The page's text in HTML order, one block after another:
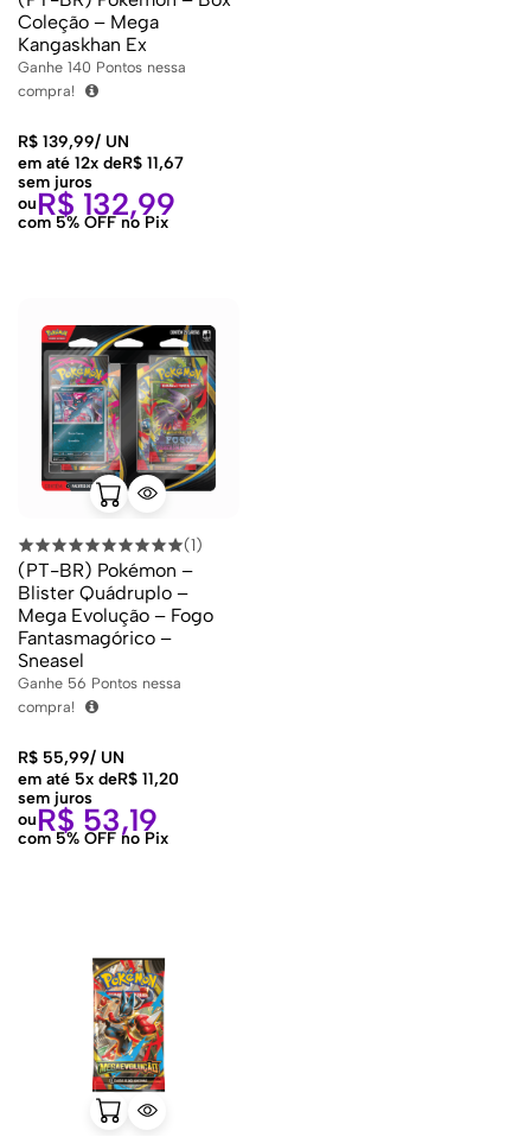
Coleção – Mega
Kangaskhan Ex
Ganhe 140 Pontos nessa
compra!
R$ 139,99/ UN
em até 12x deR$ 11,67
sem juros
ouR$ 132,99
com 5% OFF no Pix
(1)
(PT-BR) Pokémon –
Blister Quádruplo –
Mega Evolução – Fogo
Fantasmagórico –
Sneasel
Ganhe 56 Pontos nessa
compra!
R$ 55,99/ UN
em até 5x deR$ 11,20
sem juros
ouR$ 53,19
com 5% OFF no Pix